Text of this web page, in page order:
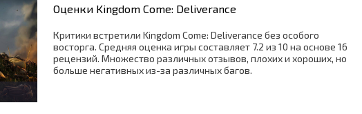
Оценки Kingdom Come: Deliverance
Критики встретили Kingdom Come: Deliverance без особого
восторга. Средняя оценка игры составляет 7.2 из 10 на основе 16
рецензий. Множество различных отзывов, плохих и хороших, но
больше негативных из-за различных багов.